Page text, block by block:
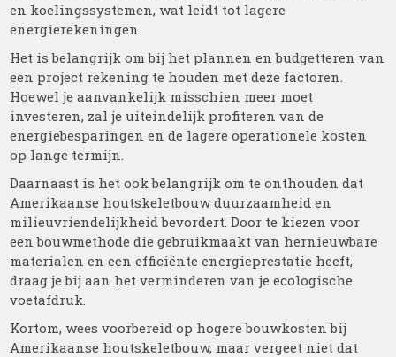
en koelingssystemen, wat leidt tot lagere
energierekeningen.
Het is belangrijk om bij het plannen en budgetteren van
een project rekening te houden met deze factoren.
Hoewel je aanvankelijk misschien meer moet
investeren, zal je uiteindelijk profiteren van de
energiebesparingen en de lagere operationele kosten
op lange termijn.
Daarnaast is het ook belangrijk om te onthouden dat
Amerikaanse houtskeletbouw duurzaamheid en
milieuvriendelijkheid bevordert. Door te kiezen voor
een bouwmethode die gebruikmaakt van hernieuwbare
materialen en een efficiënte energieprestatie heeft,
draag je bij aan het verminderen van je ecologische
voetafdruk.
Kortom, wees voorbereid op hogere bouwkosten bij
Amerikaanse houtskeletbouw, maar vergeet niet dat